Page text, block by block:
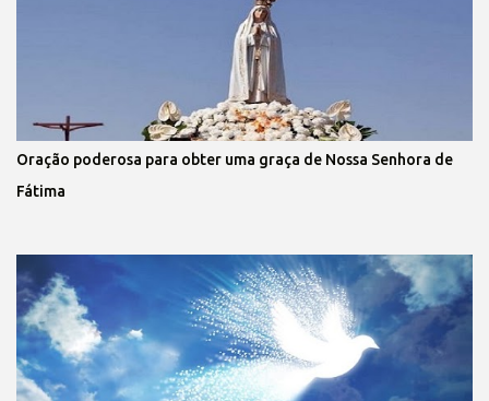
Oração poderosa para obter uma graça de Nossa Senhora de
Fátima